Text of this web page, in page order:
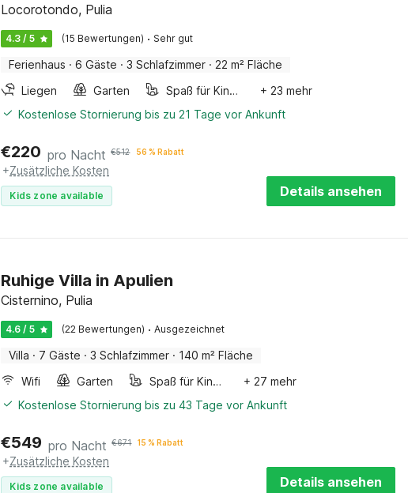
Locorotondo, Pulia
4.3 / 5 (15 Bewertungen) · Sehr gut
Ferienhaus · 6 Gäste · 3 Schlafzimmer · 22 m² Fläche
Liegen
Garten Spaß für Kinder
+ 23 mehr
Kostenlose Stornierung bis zu 21 Tage vor Ankunft
€220 pro Nacht €512 56 % Rabatt
+Zusätzliche Kosten
Kids zone available Details ansehen
Ruhige Villa in Apulien
Cisternino, Pulia
4.6 / 5 (22 Bewertungen) · Ausgezeichnet
Villa · 7 Gäste · 3 Schlafzimmer · 140 m² Fläche
Wifi
Garten Spaß für Kinder
+ 27 mehr
Kostenlose Stornierung bis zu 43 Tage vor Ankunft
€549 pro Nacht €671 15 % Rabatt
+Zusätzliche Kosten
Kids zone available Details ansehen